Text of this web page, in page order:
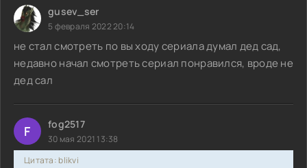
gusev_ser
5 февраля 2022 20:14
не стал смотреть по вы ходу сериала думал дед сад,
недавно начал смотреть сериал понравился, вроде не
дед сал
F fog2517
30 мая 2021 13:38
Цитата: blikvi